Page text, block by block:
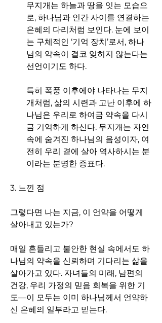
무지개는 하늘과 땅을 잇는 모습으
로, 하나님과 인간 사이를 연결하는
은혜의 다리처럼 보인다. 눈에 보이
는 구체적인 ‘기억 장치’로서, 하나
님의 약속이 결코 잊히지 않는다는
선언이기도 하다.
특히 폭풍 이후에야 나타나는 무지
개처럼, 삶의 시련과 고난 이후에 하
나님은 우리로 하여금 약속을 다시
금 기억하게 하신다. 무지개는 자연
속에 숨겨진 하나님의 음성이자, 여
전히 우리 곁에 살아 역사하시는 분
이라는 분명한 증표다.
3. 느낀 점
그렇다면 나는 지금, 이 언약을 어떻게
살아내고 있는가?
매일 흔들리고 불안한 현실 속에서도 하
나님의 약속을 신뢰하며 기다리는 삶을
살아가고 있다. 자녀들의 미래, 남편의
건강, 우리 가정의 믿음 회복을 위한 기
도—이 모두는 이미 하나님께서 언약하
신 은혜의 일부라고 믿는다.